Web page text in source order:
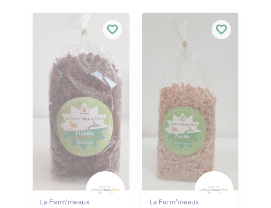
La Ferm'meaux Pâtes La Ferm'meaux Pâtes